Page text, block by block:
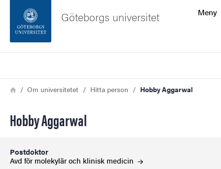
Sidfoten
Meny
Göteborgs universitet
Länkstig
HemOm universitetet Hitta person Hobby Aggarwal
Hobby Aggarwal
Postdoktor
Avd för molekylär och klinisk medicin